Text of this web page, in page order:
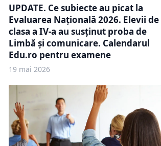
UPDATE. Ce subiecte au picat la
Evaluarea Națională 2026. Elevii de
clasa a IV-a au susținut proba de
Limbă și comunicare. Calendarul
Edu.ro pentru examene
19 mai 2026